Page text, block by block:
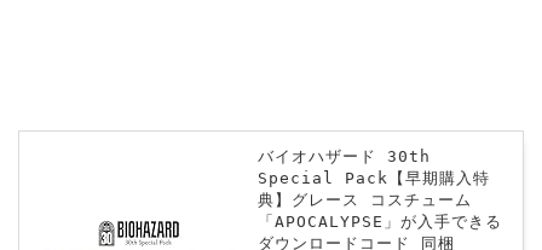
バイオハザード 30th
Special Pack【早期購入特
典】グレース コスチューム
「APOCALYPSE」が入手できる
ダウンロードコード 同梱